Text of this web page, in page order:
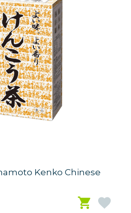
Kenko Chinese